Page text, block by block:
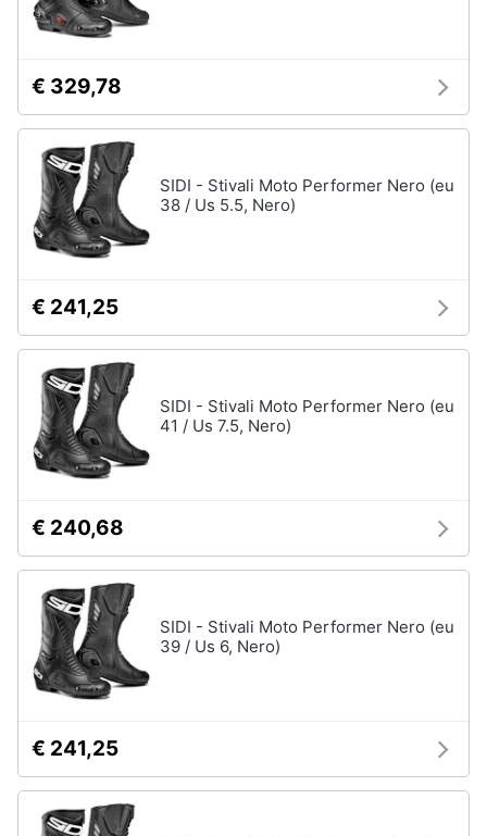
€ 329,78
SIDI - Stivali Moto Performer Nero (eu
38 / Us 5.5, Nero)
€ 241,25
SIDI - Stivali Moto Performer Nero (eu
41 / Us 7.5, Nero)
€ 240,68
SIDI - Stivali Moto Performer Nero (eu
39 / Us 6, Nero)
€ 241,25